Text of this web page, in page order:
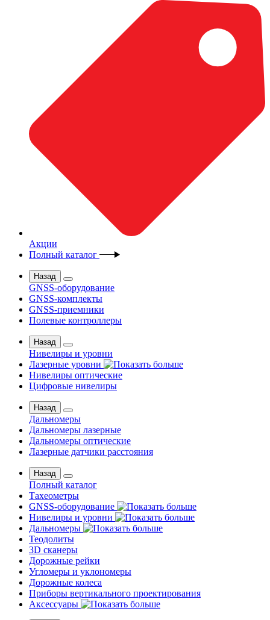
Акции
Полный каталог
Назад
GNSS-оборудование
GNSS-комплекты
GNSS-приемники
Полевые контроллеры
Назад
Нивелиры и уровни
Лазерные уровни
Нивелиры оптические
Цифровые нивелиры
Назад
Дальномеры
Дальномеры лазерные
Дальномеры оптические
Лазерные датчики расстояния
Назад
Полный каталог
Тахеометры
GNSS-оборудование
Нивелиры и уровни
Дальномеры
Теодолиты
3D сканеры
Дорожные рейки
Угломеры и уклономеры
Дорожные колеса
Приборы вертикального проектирования
Аксессуары